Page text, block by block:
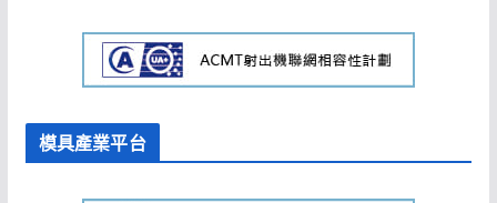
模具產業平台